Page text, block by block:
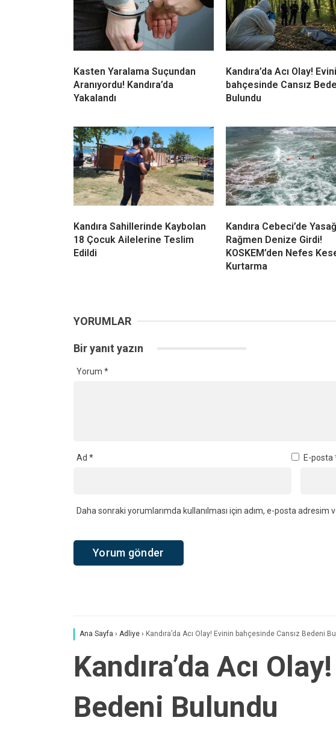
Kasten Yaralama Suçundan
Aranıyordu! Kandıra’da
Yakalandı
Kandıra’da Acı Olay!
bahçesinde Cansız
Bulundu
Kandıra Sahillerinde Kaybolan
18 Çocuk Ailelerine Teslim
Edildi
Kandıra Cebeci’de
Rağmen Denize Girdi!
KOSKEM’den Nefes
Kurtarma
YORUMLAR
Bir yanıt yazın
Yorum *
Ad * E-posta
Daha sonraki yorumlarımda kullanılması için adım, e-posta adresim
Ana Sayfa › Adliye › Kandıra’da Acı Olay! Evinin bahçesinde Cansız Bedeni
Kandıra’da Acı
Bedeni Bulundu